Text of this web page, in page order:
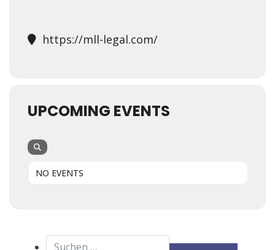
https://mll-legal.com/
UPCOMING EVENTS
NO EVENTS
Suchen nach: